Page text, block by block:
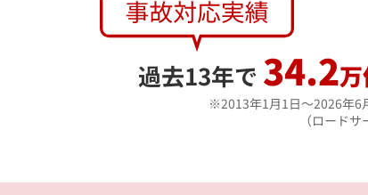
過去13年で 34.2
2013年1月1日～2026年6
（ロードサ